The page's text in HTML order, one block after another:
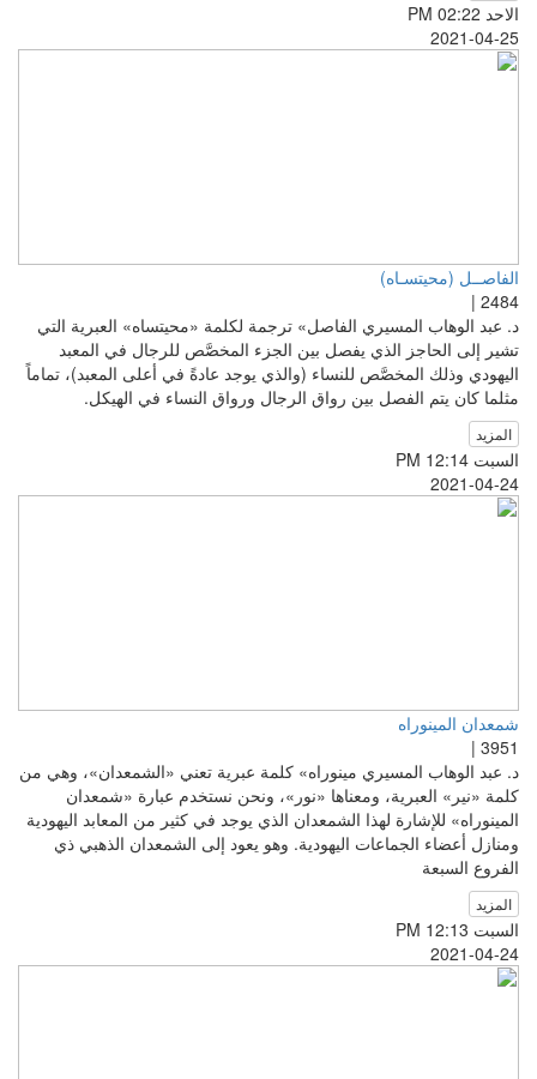
الاحد PM 02:22
2021-04-25
الفاصــل (محيتسـاه)
2484 |
د. عبد الوهاب المسيري الفاصل» ترجمة لكلمة «محيتساه» العبرية التي
تشير إلى الحاجز الذي يفصل بين الجزء المخصَّص للرجال في المعبد
اليهودي وذلك المخصَّص للنساء (والذي يوجد عادةً في أعلى المعبد)، تماماً
مثلما كان يتم الفصل بين رواق الرجال ورواق النساء في الهيكل.
المزيد
السبت PM 12:14
2021-04-24
شمعدان المينوراه
3951 |
د. عبد الوهاب المسيري مينوراه» كلمة عبرية تعني «الشمعدان»، وهي من
كلمة «نير» العبرية، ومعناها «نور»، ونحن نستخدم عبارة «شمعدان
المينوراه» للإشارة لهذا الشمعدان الذي يوجد في كثير من المعابد اليهودية
ومنازل أعضاء الجماعات اليهودية. وهو يعود إلى الشمعدان الذهبي ذي
الفروع السبعة
المزيد
السبت PM 12:13
2021-04-24